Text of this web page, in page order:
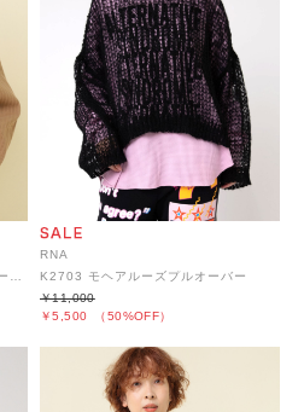
RNA
K2703 モヘアルーズプルオーバー
￥5,500 （50%OFF）
￥11,000